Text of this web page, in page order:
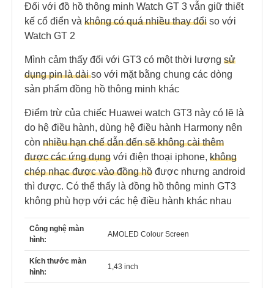
Đối với đồ hồ thông minh Watch GT 3 vẫn giữ thiết
kế cổ điển và không có quá nhiều thay đổi so với
Watch GT 2
Mình cảm thấy đối với GT3 có một thời lượng sử
dụng pin là dàiso với mặt bằng chung các dòng
sản phẩm đồng hồ thông minh khác
Điểm trừ của chiếc Huawei watch GT3 này có lẽ là
do hệ điều hành, dùng hệ điều hành Harmony nên
còn nhiều hạn chế dẫn đến sẽ không cài thêm
được các ứng dụng với điện thoại iphone, không
chép nhạc được vào đồng hồ được nhưng android
thì được. Có thể thấy là đồng hồ thông minh GT3
không phù hợp với các hệ điều hành khác nhau
Công nghệ màn
hình:
AMOLED Colour Screen
Kích thước màn
hình:
1,43 inch